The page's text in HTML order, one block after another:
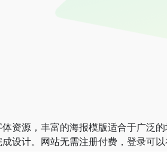
资源，丰富的海报模版适合于广泛
设计。网站无需注册付费，登录可以